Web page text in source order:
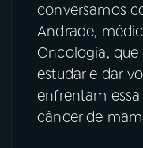
conversamos
Andrade,
Oncologia,
estudar e dar
enfrentam
câncer de